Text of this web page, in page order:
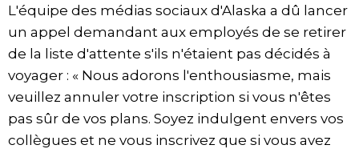
L'équipe des médias sociaux d'Alaska a dû lancer
un appel demandant aux employés de se retirer
de la liste d'attente s'ils n'étaient pas décidés à
voyager : « Nous adorons l'enthousiasme, mais
veuillez annuler votre inscription si vous n'êtes
pas sûr de vos plans. Soyez indulgent envers vos
collègues et ne vous inscrivez que si vous avez